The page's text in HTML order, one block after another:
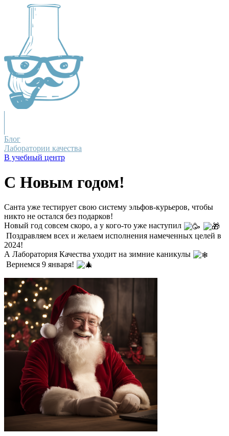
Блог
Лаборатории качества
В учебный центр
С Новым годом!
Санта уже тестирует свою систему эльфов-курьеров, чтобы
никто не остался без подарков!
Новый год совсем скоро, а у кого-то уже наступил
Поздравляем всех и желаем исполнения намеченных целей в
2024!
А Лаборатория Качества уходит на зимние каникулы
Вернемся 9 января!